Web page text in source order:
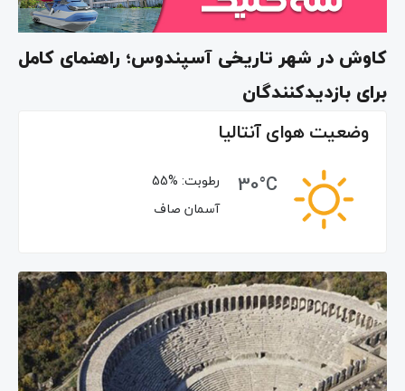
کاوش در شهر تاریخی آسپندوس؛ راهنمای کامل
برای بازدیدکنندگان
وضعیت هوای آنتالیا
30°C
رطوبت: 55%
آسمان صاف